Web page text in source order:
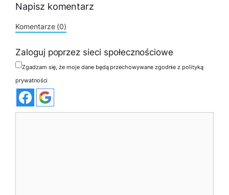
Napisz komentarz
Komentarze (0)
Zaloguj poprzez sieci społecznościowe
Zgadzam się, że moje dane będą przechowywane zgodnie z polityką
prywatności